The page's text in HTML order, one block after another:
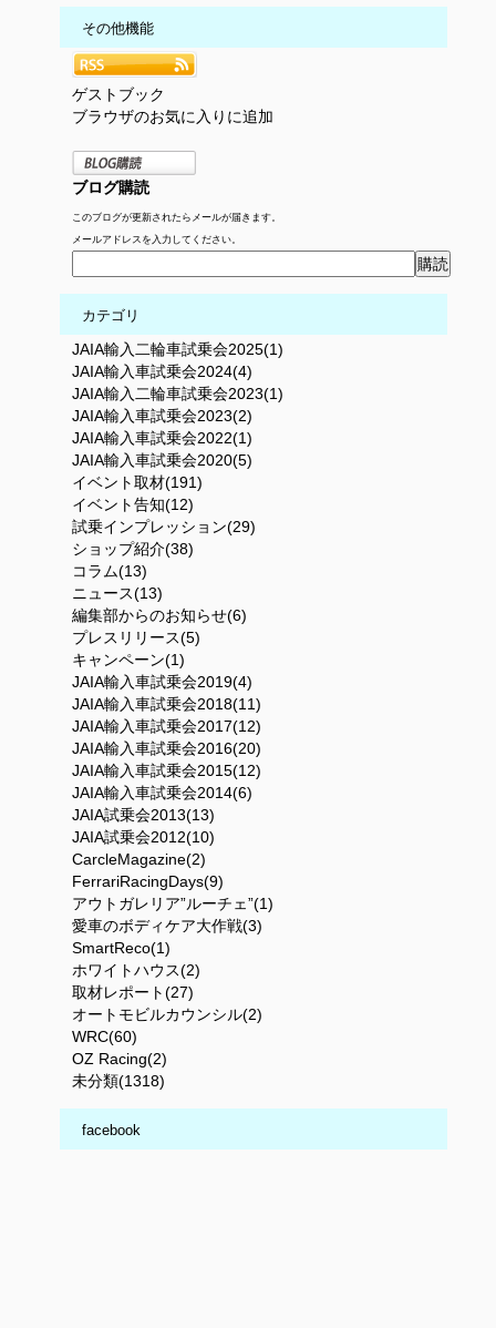
その他機能
ゲストブック
ブラウザのお気に入りに追加
ブログ購読
このブログが更新されたらメールが届きます。
メールアドレスを入力してください。
カテゴリ
JAIA輸入二輪車試乗会2025(1)
JAIA輸入車試乗会2024(4)
JAIA輸入二輪車試乗会2023(1)
JAIA輸入車試乗会2023(2)
JAIA輸入車試乗会2022(1)
JAIA輸入車試乗会2020(5)
イベント取材(191)
イベント告知(12)
試乗インプレッション(29)
ショップ紹介(38)
コラム(13)
ニュース(13)
編集部からのお知らせ(6)
プレスリリース(5)
キャンペーン(1)
JAIA輸入車試乗会2019(4)
JAIA輸入車試乗会2018(11)
JAIA輸入車試乗会2017(12)
JAIA輸入車試乗会2016(20)
JAIA輸入車試乗会2015(12)
JAIA輸入車試乗会2014(6)
JAIA試乗会2013(13)
JAIA試乗会2012(10)
CarcleMagazine(2)
FerrariRacingDays(9)
アウトガレリア”ルーチェ”(1)
愛車のボディケア大作戦(3)
SmartReco(1)
ホワイトハウス(2)
取材レポート(27)
オートモビルカウンシル(2)
WRC(60)
OZ Racing(2)
未分類(1318)
facebook